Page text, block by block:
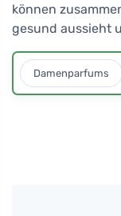
können
gesund aussieht
Damenparfums